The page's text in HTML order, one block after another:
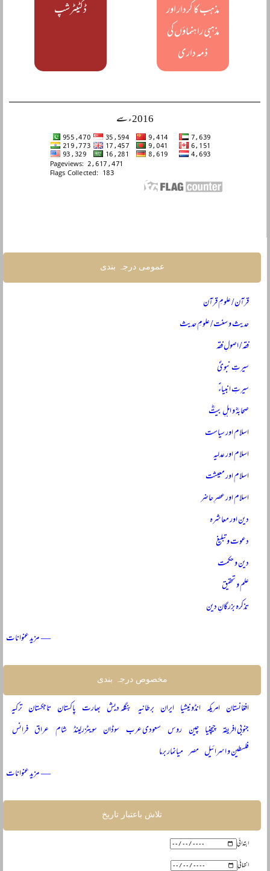
مذہب کا کردار اور
مذہبی راہنماؤں کی
ذمہ داری
ڈکٹیٹرشپ
2016ء سے
عمومی درجہ بندی
قرآن / علومِ قرآن
حدیث و سنت / علومِ حدیث
فقہ / اصولِ فقہ
سیرتِ نبویؐ
سیرتِ انبیاءؑ
صحابہؓ و اہلِ بیتؓ
اسلام اور سیاست
اسلام اور عدلیہ
اسلام اور معیشت
اسلام اور عصرِ حاضر
دین اور معاشرہ
دعوت و تبلیغ
دین و حکمت
علم و تحقیق
تذکرہ بزرگانِ دین
— مزید عنوانات
مخصوص درجہ بندی
افغانستان امریکہ انڈونیشیا ایران برطانیہ بنگلہ دیش بھارت پاکستان تاجکستان ترکیہ
جنوبی افریقہ چیچنیا چین روس سعودی عرب سوڈان سویٹزرلینڈ شام عراق فرانس
فلسطین و اسرائیل مصر میانمار برما
— مزید عنوانات
تلاش باعتبار تاریخ
ابتدائی
انتہائی